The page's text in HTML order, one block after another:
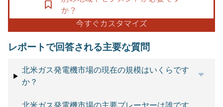
レポートで回答される主要な質問
北米ガス発電機市場の現在の規模はいくらです
か？
北米ガス発電機市場の主要プレーヤーは誰です